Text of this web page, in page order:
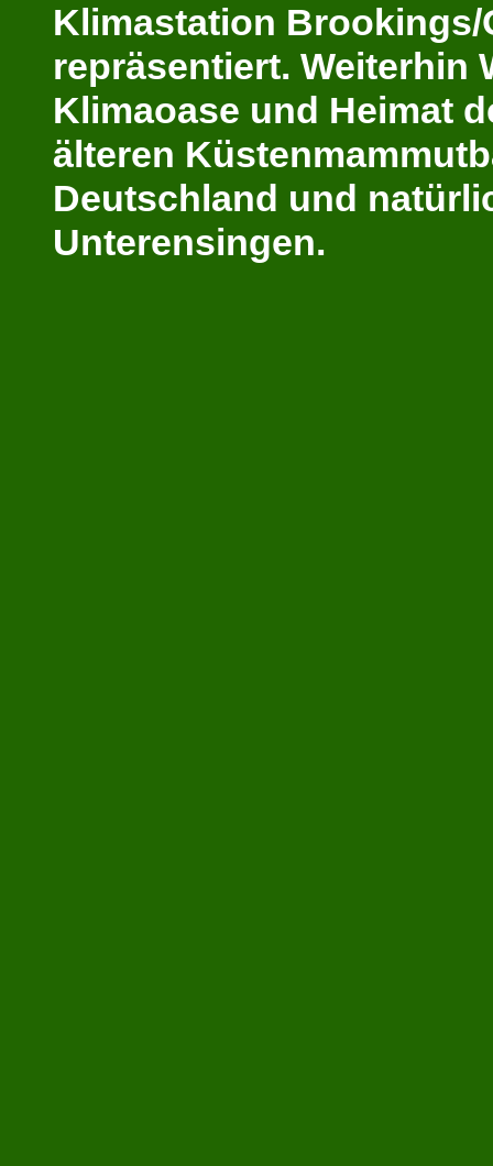
Klimastation Brookings/
repräsentiert. Weiterhin
Klimaoase und Heimat
älteren
Deutschland und
Unterensingen.